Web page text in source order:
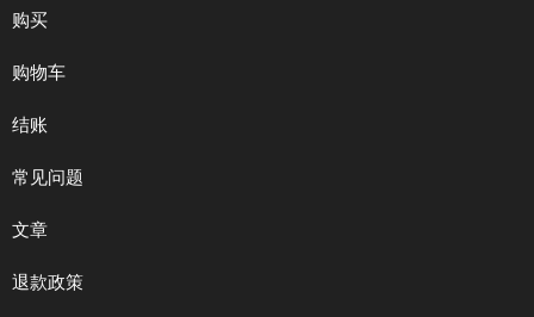
购买
购物车
结账
常见问题
文章
退款政策